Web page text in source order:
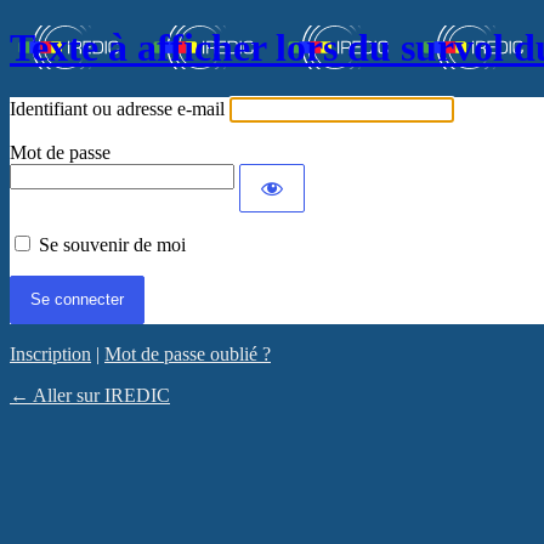
Texte à afficher lors du survol
Identifiant ou adresse e-mail
Mot de passe
Se souvenir de moi
Inscription | Mot de passe oublié ?
← Aller sur IREDIC